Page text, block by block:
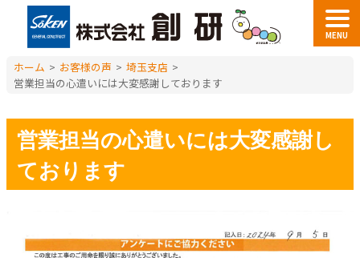
MENU
ホーム > お客様の声 > 埼玉支店 >
営業担当の心遣いには大変感謝しております
営業担当の心遣いには大変感謝し
ております